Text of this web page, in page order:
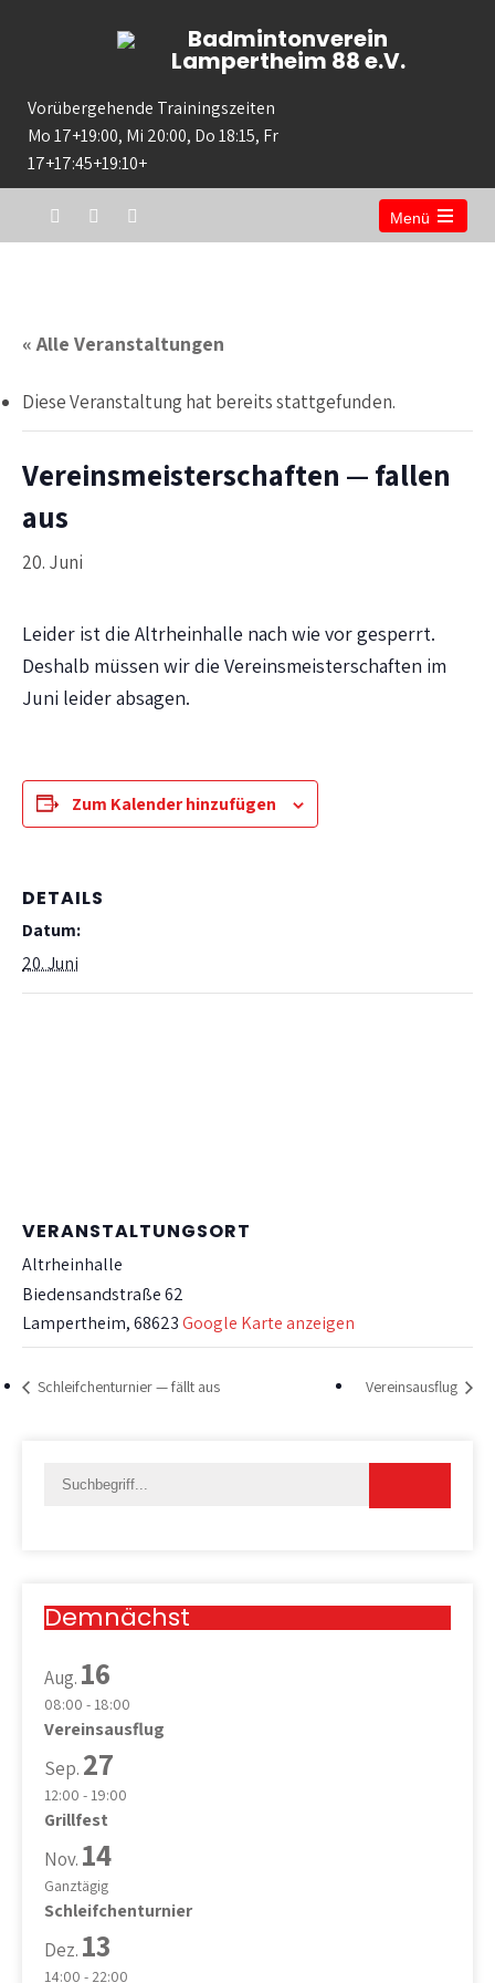
Badmintonverein
Lampertheim 88 e.V.
Vorübergehende Trainingszeiten
Mo 17+19:00, Mi 20:00, Do 18:15, Fr
17+17:45+19:10+
Menü
« Alle Veranstaltungen
Diese Veranstaltung hat bereits stattgefunden.
Vereinsmeisterschaften — fallen
aus
20. Juni
Leider ist die Altrheinhalle nach wie vor gesperrt.
Deshalb müssen wir die Vereinsmeisterschaften im
Juni leider absagen.
Zum Kalender hinzufügen
DETAILS
Datum:
20. Juni
VERANSTALTUNGSORT
Altrheinhalle
Biedensandstraße 62
Lampertheim,68623Google Karte anzeigen
Schleifchenturnier — fällt aus Vereinsausflug
Demnächst
Aug. 16
08:00 - 18:00
Vereinsausflug
Sep. 27
12:00 - 19:00
Grillfest
Nov. 14
Ganztägig
Schleifchenturnier
Dez. 13
14:00 - 22:00